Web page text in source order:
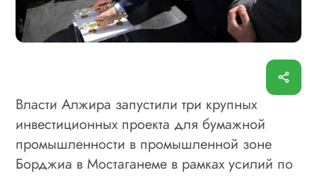
Власти Алжира запустили три крупных
инвестиционных проекта для бумажной
промышленности в промышленной зоне
Борджиа в Мостаганеме в рамках усилий по